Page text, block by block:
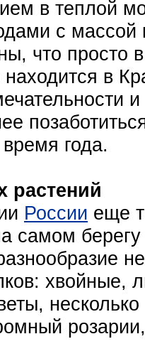
в теплой
с
что просто
в
года.
растений
России еще
самом
хвойные,